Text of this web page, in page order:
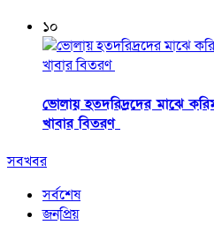
১০
ভোলায় হতদরিদ্রদের মাঝে
খাবার বিতরণ
সবখবর
সর্বশেষ
জনপ্রিয়